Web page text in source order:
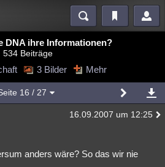
Blogs Videos
Mystery Kriminalfälle
DNA ihre Informationen?
534 Beiträge
3 Bilder Mehr
16 / 27
16.09.2007 um 12:25
anders wäre? So das wir nie